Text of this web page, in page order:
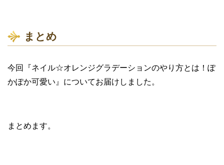
まとめ
今回『ネイル☆オレンジグラデーションのやり方とは！ぽ
かぽか可愛い』についてお届けしました。
まとめます。